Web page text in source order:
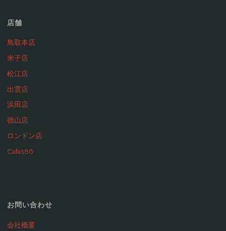
店舗
鳥取本店
米子店
松江店
出雲店
浜田店
徳山店
ロンドン店
Cafe186
お問い合わせ
会社概要